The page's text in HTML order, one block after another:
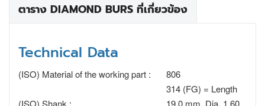
ตาราง DIAMOND BURS ที่เกี่ยวข้อง
Technical Data
(ISO) Material of the working part : 806
(ISO) Shank :
314 (FG) = Length
19.0 mm, Dia. 1.60